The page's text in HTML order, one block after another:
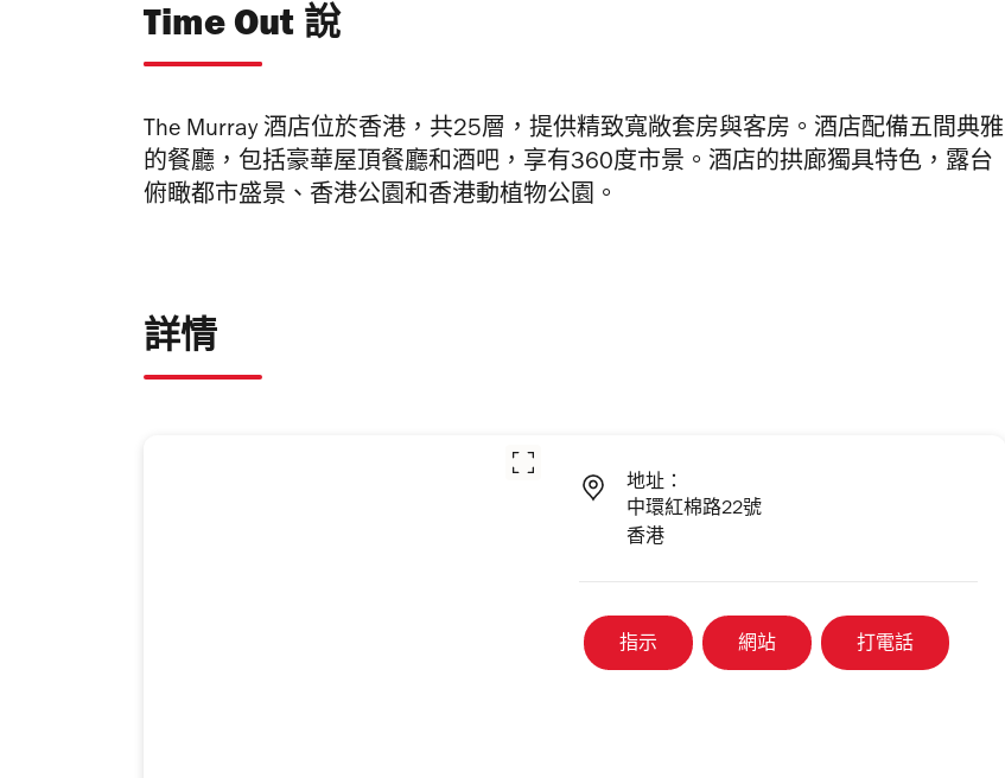
Time Out 說
The Murray 酒店位於香港，共25層，提供精致寬敞套房與客房。酒店配備五間典雅
的餐廳，包括豪華屋頂餐廳和酒吧，享有360度市景。酒店的拱廊獨具特色，露台
俯瞰都市盛景、香港公園和香港動植物公園。
詳情
地址：
中環紅棉路22號
香港
指示 網站 打電話